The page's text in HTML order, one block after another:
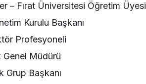
– Fırat Üniversitesi Öğretim Üyesi
Kurulu Başkanı
Profesyoneli
Müdürü
Grup Başkanı